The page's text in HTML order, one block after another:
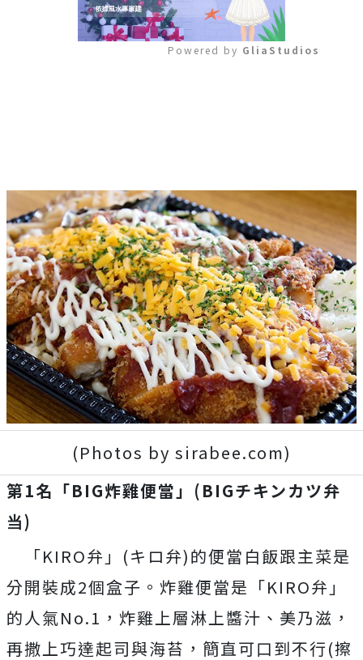
Powered by GliaStudios
(Photos by sirabee.com)
第1名「BIG炸雞便當」(BIGチキンカツ弁
当)
「KIRO弁」(キロ弁)的便當白飯跟主菜是
分開裝成2個盒子。炸雞便當是「KIRO弁」
的人氣No.1，炸雞上層淋上醬汁、美乃滋，
再撒上巧達起司與海苔，簡直可口到不行(擦